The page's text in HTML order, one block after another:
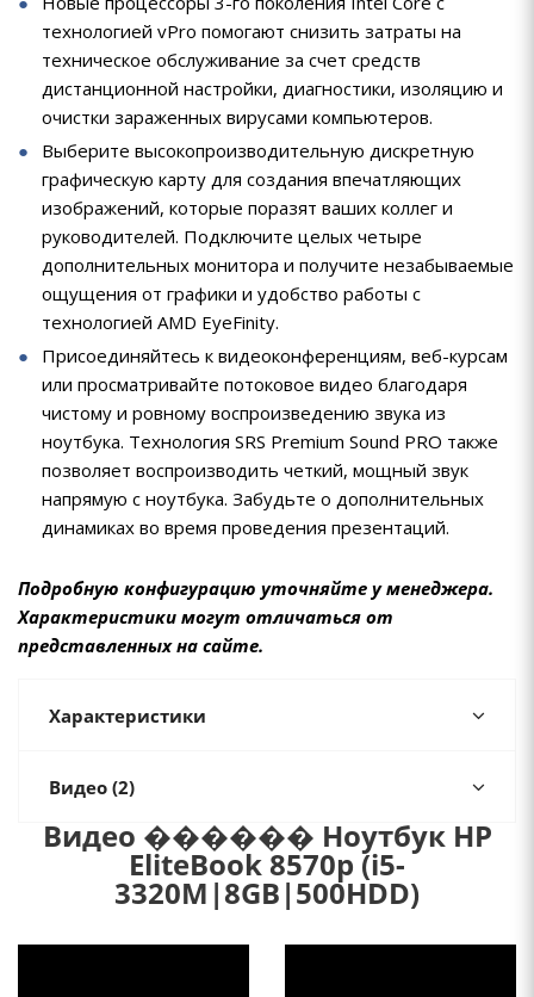
технологией vPro помогают снизить затраты на
техническое обслуживание за счет средств
дистанционной настройки, диагностики, изоляцию и
очистки зараженных вирусами компьютеров.
Выберите высокопроизводительную дискретную
графическую карту для создания впечатляющих
изображений, которые поразят ваших коллег и
руководителей. Подключите целых четыре
дополнительных монитора и получите незабываемые
ощущения от графики и удобство работы с
технологией AMD EyeFinity.
Присоединяйтесь к видеоконференциям, веб-курсам
или просматривайте потоковое видео благодаря
чистому и ровному воспроизведению звука из
ноутбука. Технология SRS Premium Sound PRO также
позволяет воспроизводить четкий, мощный звук
напрямую с ноутбука. Забудьте о дополнительных
динамиках во время проведения презентаций.
Подробную конфигурацию уточняйте у менеджера.
Характеристики могут отличаться от
представленных на сайте.
Характеристики
Видео (2)
Видео ������ Ноутбук HP
EliteBook 8570p (i5-
3320M|8GB|500HDD)